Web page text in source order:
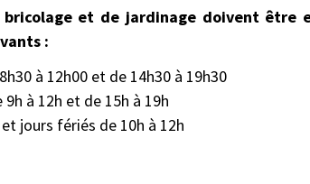
bricolage et de jardinage doivent être
:
à 12h00 et de 14h30 à 19h30
à 12h et de 15h à 19h
jours fériés de 10h à 12h